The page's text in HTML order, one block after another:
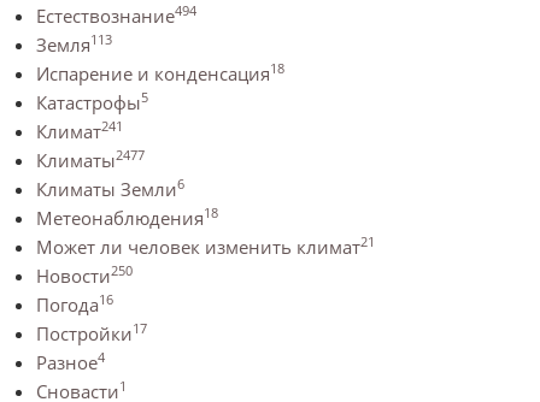
Естествознание494
Земля113
Испарение и конденсация18
Катастрофы5
Климат241
Климаты2477
Климаты Земли6
Метеонаблюдения18
Может ли человек изменить климат21
Новости250
Погода16
Постройки17
Разное4
Сновасти1